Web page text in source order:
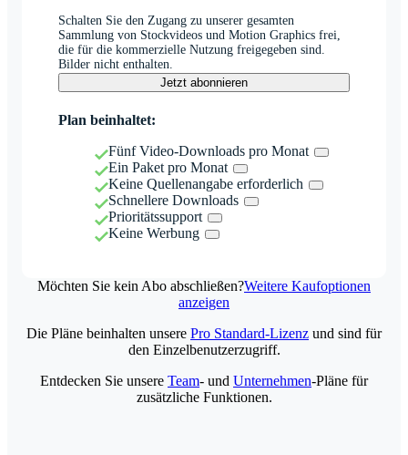
Schalten Sie den Zugang zu unserer gesamten
Sammlung von Stockvideos und Motion Graphics frei,
die für die kommerzielle Nutzung freigegeben sind.
Bilder nicht enthalten.
Jetzt abonnieren
Plan beinhaltet:
Fünf Video-Downloads pro Monat
Ein Paket pro Monat
Keine Quellenangabe erforderlich
Schnellere Downloads
Prioritätssupport
Keine Werbung
Möchten Sie kein Abo abschließen?Weitere Kaufoptionen
anzeigen
Die Pläne beinhalten unsere Pro Standard-Lizenz und sind für
den Einzelbenutzerzugriff.
Entdecken Sie unsere Team- und Unternehmen-Pläne für
zusätzliche Funktionen.